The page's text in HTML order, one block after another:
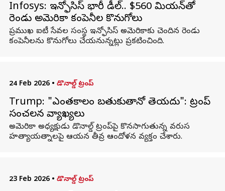
Infosys: ఇన్ఫోసిస్ భారీ డీల్‌.. $560 మిలియన్‌తో
రెండు అమెరికా కంపెనీల కొనుగోలు
ప్రముఖ ఐటీ సేవల సంస్థ ఇన్ఫోసిస్ అమెరికాకు చెందిన రెండు
కంపెనీలను కొనుగోలు చేయనున్నట్లు ప్రకటించింది.
24 Feb 2026 • డొనాల్డ్ ట్రంప్
Trump: "ఎంతకాలం బతుకుతానో తెలియదు": ట్రంప్
సంచలన వ్యాఖ్యలు
అమెరికా అధ్యక్షుడు డొనాల్డ్ ట్రంప్‌పై కొనసాగుతున్న వరుస
హత్యాయత్నాలపై ఆయన తీవ్ర ఆందోళన వ్యక్తం చేశారు.
23 Feb 2026 • డొనాల్డ్ ట్రంప్